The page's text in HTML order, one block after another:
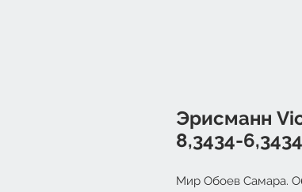
Эрисманн
8,3434-
Мир Обоев Самара.